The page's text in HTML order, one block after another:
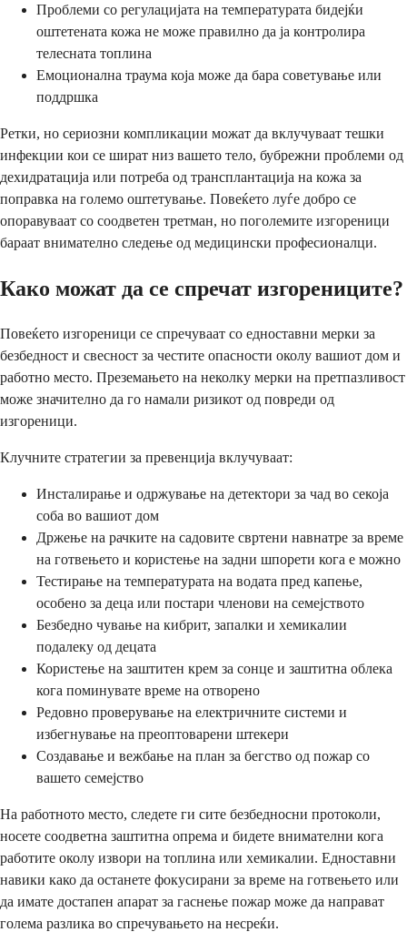
Проблеми со регулацијата на температурата бидејќи
оштетената кожа не може правилно да ја контролира
телесната топлина
Емоционална траума која може да бара советување или
поддршка
Ретки, но сериозни компликации можат да вклучуваат тешки
инфекции кои се шират низ вашето тело, бубрежни проблеми од
дехидратација или потреба од трансплантација на кожа за
поправка на големо оштетување. Повеќето луѓе добро се
опоравуваат со соодветен третман, но поголемите изгореници
бараат внимателно следење од медицински професионалци.
Како можат да се спречат изгорениците?
Повеќето изгореници се спречуваат со едноставни мерки за
безбедност и свесност за честите опасности околу вашиот дом и
работно место. Преземањето на неколку мерки на претпазливост
може значително да го намали ризикот од повреди од
изгореници.
Клучните стратегии за превенција вклучуваат:
Инсталирање и одржување на детектори за чад во секоја
соба во вашиот дом
Држење на рачките на садовите свртени навнатре за време
на готвењето и користење на задни шпорети кога е можно
Тестирање на температурата на водата пред капење,
особено за деца или постари членови на семејството
Безбедно чување на кибрит, запалки и хемикалии
подалеку од децата
Користење на заштитен крем за сонце и заштитна облека
кога поминувате време на отворено
Редовно проверување на електричните системи и
избегнување на преоптоварени штекери
Создавање и вежбање на план за бегство од пожар со
вашето семејство
На работното место, следете ги сите безбедносни протоколи,
носете соодветна заштитна опрема и бидете внимателни кога
работите околу извори на топлина или хемикалии. Едноставни
навики како да останете фокусирани за време на готвењето или
да имате достапен апарат за гаснење пожар може да направат
голема разлика во спречувањето на несреќи.